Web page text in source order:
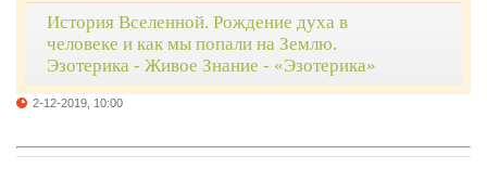
История Вселенной. Рождение духа в
человеке и как мы попали на Землю.
Эзотерика - Живое Знание - «Эзотерика»
2-12-2019, 10:00